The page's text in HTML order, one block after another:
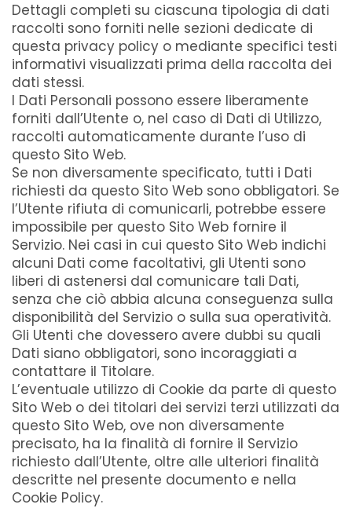
Dettagli completi su ciascuna tipologia di dati
raccolti sono forniti nelle sezioni dedicate di
questa privacy policy o mediante specifici testi
informativi visualizzati prima della raccolta dei
dati stessi.
I Dati Personali possono essere liberamente
forniti dall’Utente o, nel caso di Dati di Utilizzo,
raccolti automaticamente durante l’uso di
questo Sito Web.
Se non diversamente specificato, tutti i Dati
richiesti da questo Sito Web sono obbligatori. Se
l’Utente rifiuta di comunicarli, potrebbe essere
impossibile per questo Sito Web fornire il
Servizio. Nei casi in cui questo Sito Web indichi
alcuni Dati come facoltativi, gli Utenti sono
liberi di astenersi dal comunicare tali Dati,
senza che ciò abbia alcuna conseguenza sulla
disponibilità del Servizio o sulla sua operatività.
Gli Utenti che dovessero avere dubbi su quali
Dati siano obbligatori, sono incoraggiati a
contattare il Titolare.
L’eventuale utilizzo di Cookie da parte di questo
Sito Web o dei titolari dei servizi terzi utilizzati da
questo Sito Web, ove non diversamente
precisato, ha la finalità di fornire il Servizio
richiesto dall’Utente, oltre alle ulteriori finalità
descritte nel presente documento e nella
Cookie Policy.